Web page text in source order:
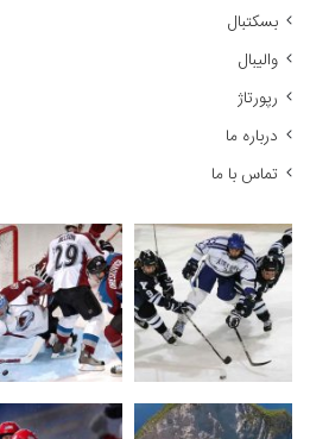
بسکتبال
والیبال
رپورتاژ
درباره ما
تماس با ما